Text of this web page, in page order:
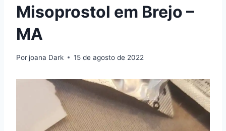
Misoprostol em Brejo –
MA
Por joana Dark 15 de agosto de 2022